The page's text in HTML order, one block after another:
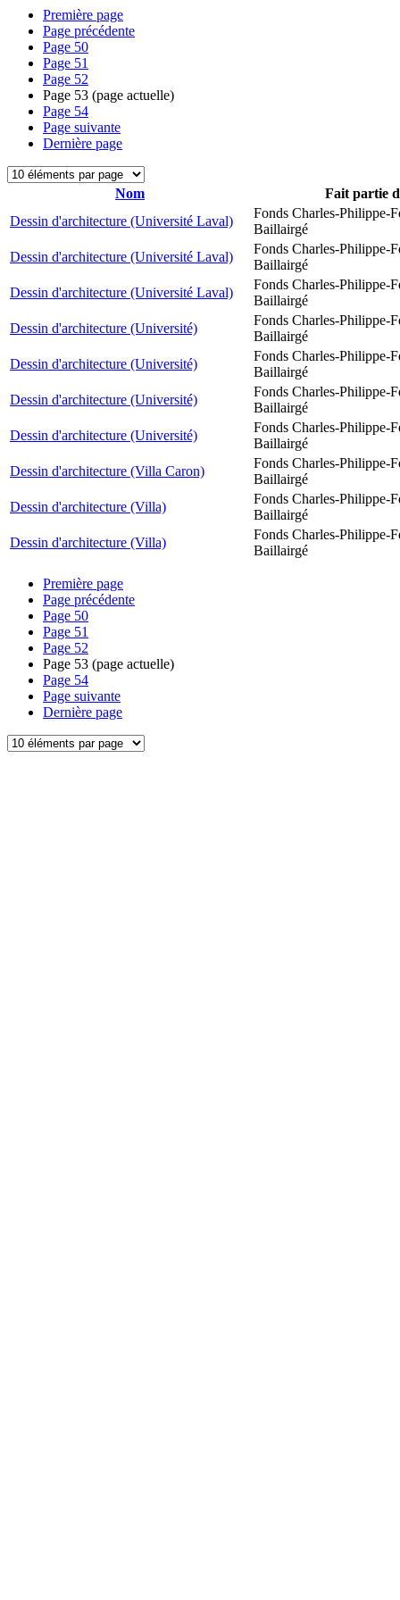
Première page
Page précédente
Page 50
Page 51
Page 52
Page 53 (page actuelle)
Page 54
Page suivante
Dernière page
Nom
Fait partie
Dessin d'architecture (Université Laval)
Fonds Charles-Philippe-
Baillairgé
Dessin d'architecture (Université Laval)
Fonds Charles-Philippe-
Baillairgé
Dessin d'architecture (Université Laval)
Fonds Charles-Philippe-
Baillairgé
Dessin d'architecture (Université)
Fonds Charles-Philippe-
Baillairgé
Dessin d'architecture (Université)
Fonds Charles-Philippe-
Baillairgé
Dessin d'architecture (Université)
Fonds Charles-Philippe-
Baillairgé
Dessin d'architecture (Université)
Fonds Charles-Philippe-
Baillairgé
Dessin d'architecture (Villa Caron)
Fonds Charles-Philippe-
Baillairgé
Dessin d'architecture (Villa)
Fonds Charles-Philippe-
Baillairgé
Dessin d'architecture (Villa)
Fonds Charles-Philippe-
Baillairgé
Première page
Page précédente
Page 50
Page 51
Page 52
Page 53 (page actuelle)
Page 54
Page suivante
Dernière page